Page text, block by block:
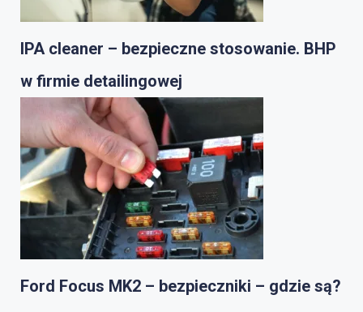
IPA cleaner – bezpieczne stosowanie. BHP
w firmie detailingowej
Ford Focus MK2 – bezpieczniki – gdzie są?